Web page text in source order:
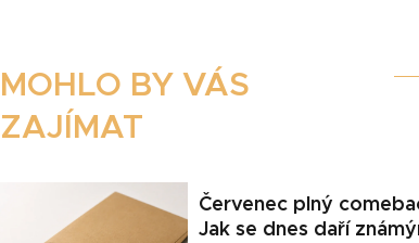
MOHLO BY VÁS
ZAJÍMAT
Červenec plný
Jak se dnes daří